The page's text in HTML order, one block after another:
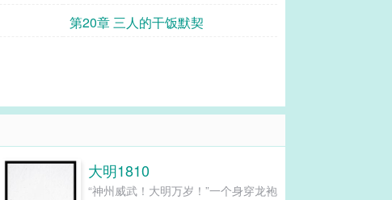
第20章 三人的干饭默契
大明1810
“神州威武！大明万岁！”一个身穿龙袍